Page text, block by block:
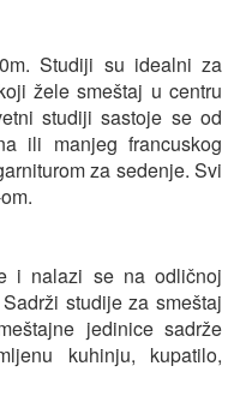
Studiji su idealni za
žele smeštaj u centru
studiji sastoje se od
ili manjeg francuskog
za sedenje. Svi
i nalazi se na odličnoj
studije za smeštaj
jedinice sadrže
kuhinju, kupatilo,